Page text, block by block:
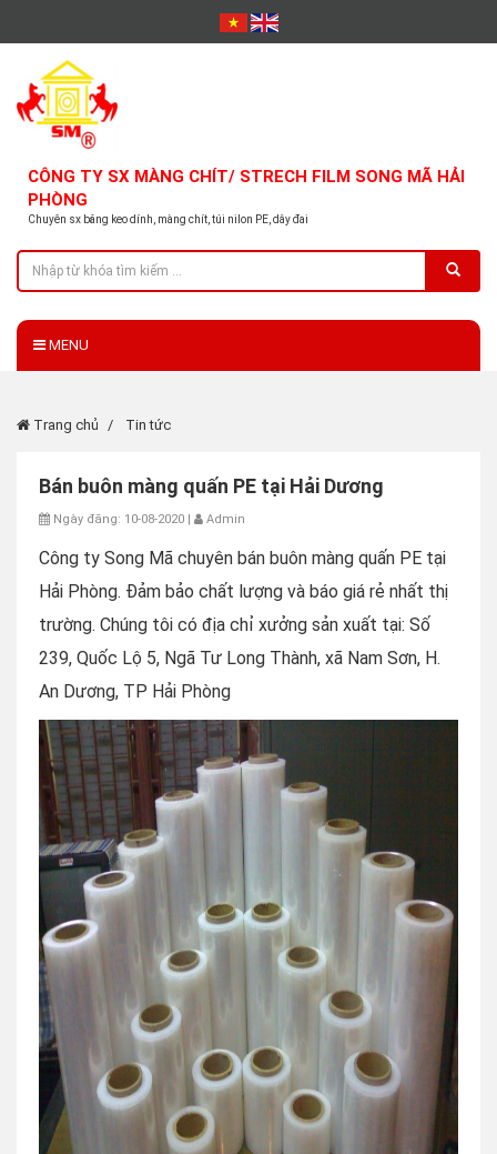
CÔNG TY SX MÀNG CHÍT/ STRECH FILM SONG MÃ HẢI
PHÒNG
Chuyên sx băng keo dính, màng chít, túi nilon PE, dây đai
MENU
Trang chủ Tin tức
Bán buôn màng quấn PE tại Hải Dương
Ngày đăng: 10-08-2020 | Admin
Công ty Song Mã chuyên bán buôn màng quấn PE tại
Hải Phòng. Đảm bảo chất lượng và báo giá rẻ nhất thị
trường. Chúng tôi có địa chỉ xưởng sản xuất tại: Số
239, Quốc Lộ 5, Ngã Tư Long Thành, xã Nam Sơn, H.
An Dương, TP Hải Phòng